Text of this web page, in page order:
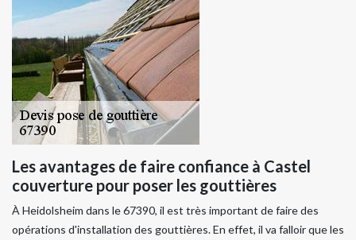
Les avantages de faire confiance à Castel
couverture pour poser les gouttières
À Heidolsheim dans le 67390, il est très important de faire des
opérations d'installation des gouttières. En effet, il va falloir que les